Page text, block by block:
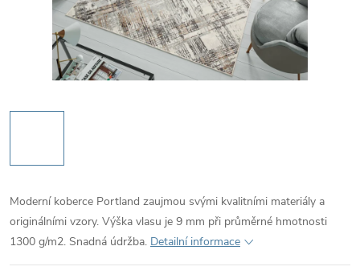
Moderní koberce Portland zaujmou svými kvalitními materiály a
originálními vzory. Výška vlasu je 9 mm při průměrné hmotnosti
1300 g/m2. Snadná údržba. Detailní informace